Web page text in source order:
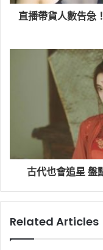
直播帶貨人數告急
古代也會追星 盤
Related Articles